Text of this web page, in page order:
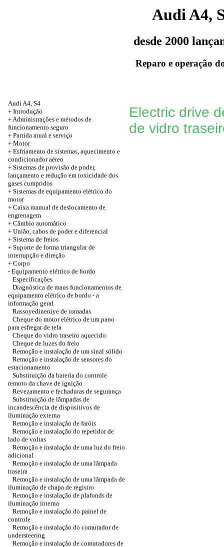
Audi A4,
desde 2000
Reparo e operação
Audi A4, S4
+ Introdução
+Administrações e métodos de
funcionamento seguro
+ Partida atual e serviço
+ Motor
+ Esfriamento de sistemas, aquecimento e
condicionador aéreo
+ Sistemas de provisão de poder,
lançamento e redução em toxicidade dos
gases cumpridos
+ Sistemas de equipamento elétrico do
motor
+ Caixa manual de deslocamento de
engrenagem
+ Câmbio automático
+ União, cabos de poder e diferencial
+ Sistema de freios
+ Suporte de forma triangular de
interrupção e direção
+ Corpo
- Equipamento elétrico de bordo
Especificações
Diagnóstica de maus funcionamentos de
equipamento elétrico de bordo - a
informação geral
Rassoyedineniye de tomadas
Cheque do motor elétrico de um pano
para esfregar de tela
Cheque do vidro traseiro aquecido
Cheque de luzes do freio
Remoção e instalação de um sinal sólido
Remoção e instalação de sensores do
estacionamento
Substituição da bateria do controle
remoto da chave de ignição
Revezamento e fechaduras de segurança
Substituição de lâmpadas de
incandescência de dispositivos de
iluminação externa
Remoção e instalação de faróis
Remoção e instalação do repetidor de
lado de voltas
Remoção e instalação de uma luz do freio
adicional
Remoção e instalação de uma lâmpada
traseira
Remoção e instalação de uma lâmpada de
iluminação de chapa de registro
Remoção e instalação de plafonds de
iluminação interna
Remoção e instalação do painel de
controle
Remoção e instalação do comutador de
understeering
Remoção e instalação de comutadores de
Electric drive
de vidro